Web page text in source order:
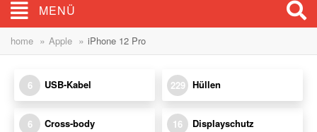
MENÜ
home » Apple » iPhone 12 Pro
6 USB-Kabel 229 Hüllen
6 Cross-body 16 Displayschutz